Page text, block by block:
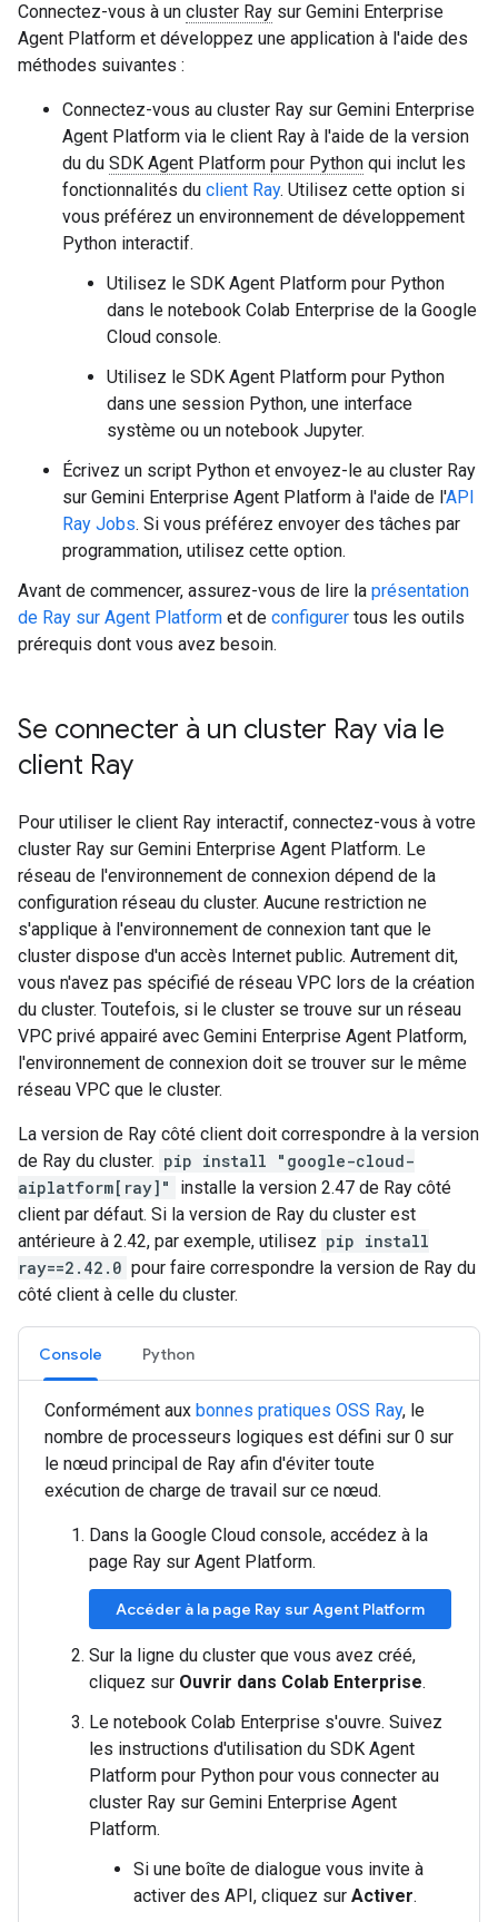
Connectez-vous à un cluster Ray sur Gemini Enterprise
Agent Platform et développez une application à l'aide des
méthodes suivantes :
Connectez-vous au cluster Ray sur Gemini Enterprise
Agent Platform via le client Ray à l'aide de la version
du du SDK Agent Platform pour Python qui inclut les
fonctionnalités du client Ray. Utilisez cette option si
vous préférez un environnement de développement
Python interactif.
Utilisez le SDK Agent Platform pour Python
dans le notebook Colab Enterprise de la Google
Cloud console.
Utilisez le SDK Agent Platform pour Python
dans une session Python, une interface
système ou un notebook Jupyter.
Écrivez un script Python et envoyez-le au cluster Ray
sur Gemini Enterprise Agent Platform à l'aide de l'API
Ray Jobs. Si vous préférez envoyer des tâches par
programmation, utilisez cette option.
Avant de commencer, assurez-vous de lire la présentation
de Ray sur Agent Platform et de configurer tous les outils
prérequis dont vous avez besoin.
Se connecter à un cluster Ray via le
client Ray
Pour utiliser le client Ray interactif, connectez-vous à votre
cluster Ray sur Gemini Enterprise Agent Platform. Le
réseau de l'environnement de connexion dépend de la
configuration réseau du cluster. Aucune restriction ne
s'applique à l'environnement de connexion tant que le
cluster dispose d'un accès Internet public. Autrement dit,
vous n'avez pas spécifié de réseau VPC lors de la création
du cluster. Toutefois, si le cluster se trouve sur un réseau
VPC privé appairé avec Gemini Enterprise Agent Platform,
l'environnement de connexion doit se trouver sur le même
réseau VPC que le cluster.
La version de Ray côté client doit correspondre à la version
de Ray du cluster. pip install "google-cloud-
aiplatform[ray]"
installe la version 2.47 de Ray côté
client par défaut. Si la version de Ray du cluster est
antérieure à 2.42, par exemple, utilisez pip install
ray==2.42.0 pour faire correspondre la version de Ray du
côté client à celle du cluster.
Console Python
Conformément aux bonnes pratiques OSS Ray, le
nombre de processeurs logiques est défini sur 0 sur
le nœud principal de Ray afin d'éviter toute
exécution de charge de travail sur ce nœud.
Dans la Google Cloud console, accédez à la
page Ray sur Agent Platform.
Accéder à la page Ray sur Agent Platform
Sur la ligne du cluster que vous avez créé,
cliquez sur Ouvrir dans Colab Enterprise.
Le notebook Colab Enterprise s'ouvre. Suivez
les instructions d'utilisation du SDK Agent
Platform pour Python pour vous connecter au
cluster Ray sur Gemini Enterprise Agent
Platform.
Si une boîte de dialogue vous invite à
activer des API, cliquez sur Activer.